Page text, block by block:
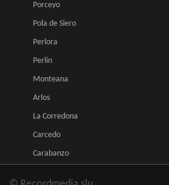
Porceyo
Pola de Siero
Perlora
Perlin
Monteana
Arlos
La Corredona
Carcedo
Carabanzo